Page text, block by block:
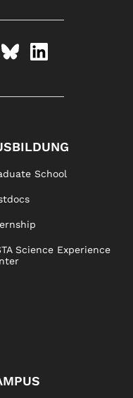
School
Science Experience